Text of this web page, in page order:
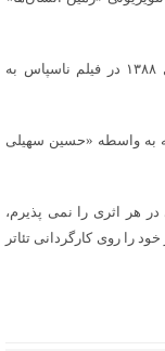
شریف زاده نخستین بار در سینما حضور یافته و سال ۱۳۸۸ در فیلم ناسپاس به
به واسطه «حسین سهیلی
در هر اثری را نمی پذیرم،
را روی کارگردانی تئاتر